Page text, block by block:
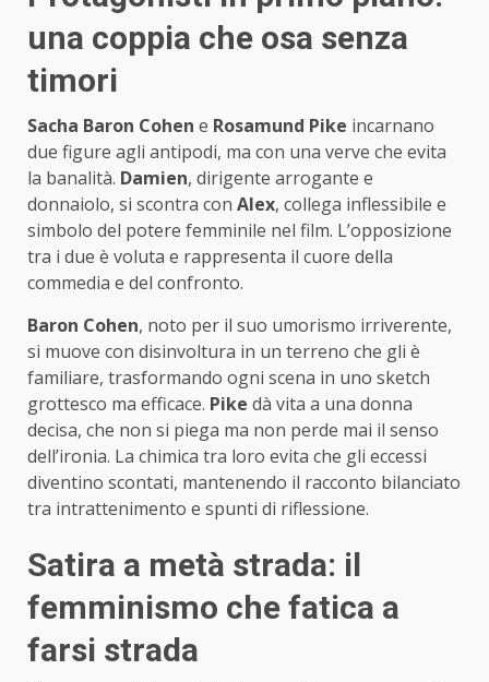
una coppia che osa senza
timori
Sacha Baron Cohen e Rosamund Pike incarnano
due figure agli antipodi, ma con una verve che evita
la banalità. Damien, dirigente arrogante e
donnaiolo, si scontra con Alex, collega inflessibile e
simbolo del potere femminile nel film. L’opposizione
tra i due è voluta e rappresenta il cuore della
commedia e del confronto.
Baron Cohen, noto per il suo umorismo irriverente,
si muove con disinvoltura in un terreno che gli è
familiare, trasformando ogni scena in uno sketch
grottesco ma efficace. Pike dà vita a una donna
decisa, che non si piega ma non perde mai il senso
dell’ironia. La chimica tra loro evita che gli eccessi
diventino scontati, mantenendo il racconto bilanciato
tra intrattenimento e spunti di riflessione.
Satira a metà strada: il
femminismo che fatica a
farsi strada